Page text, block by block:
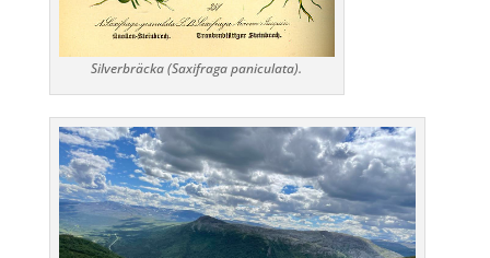
Silverbräcka (Saxifraga paniculata).